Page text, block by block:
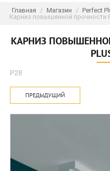
Главная / Магазин / Perfect
Карниз повышенной прочности
КАРНИЗ
P28
ПРЕДЫДУЩИЙ